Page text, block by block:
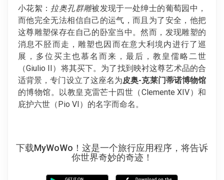
小花絮： 拉奥孔群雕被发现于一处绅士的葡萄园中，
而他完全无法相信自己的运气，而且为了安全，他把
这尊雕塑保存在自己的卧室当中。然而，发现雕塑的
消息不胫而走，雕塑也因而在意大利境内进行了巡
展，多位买主也慕名而来，最后，教皇儒略二世
（Giulio II）将其买下。为了找到映衬这尊艺术品的合
适背景，专门设立了这座名为皮奥-克莱门蒂诺博物馆
的博物馆。以教皇克雷芒十四世（Clemente XIV）和
庇护六世（Pio VI）的名字而命名。
下载MyWoWo！这是一个旅行应用程序，将告诉
你世界奇妙的奇迹！